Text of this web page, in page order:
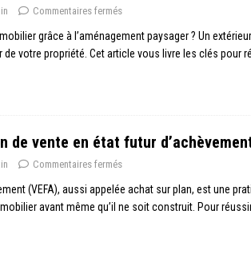
Commentaires fermés
grâce à l’aménagement paysager ? Un
votre propriété. Cet article vous livre les clés pour
de vente en état futur
Commentaires fermés
(VEFA), aussi appelée achat sur plan, est une
avant même qu’il ne soit construit. Pour